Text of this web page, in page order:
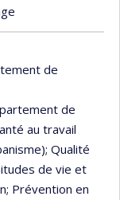
de
de
au travail
; Qualité
de vie et
; Prévention en